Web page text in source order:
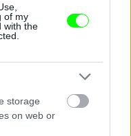
of my
with the
storage
on web or